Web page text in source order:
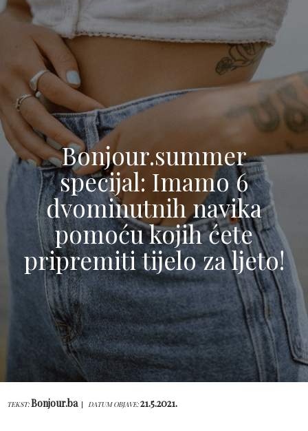
Bonjour.summer
specijal: Imamo 6
dvominutnih navika
pomoću kojih ćete
pripremiti tijelo za ljeto!
TEKST:Bonjour.ba DATUM OBJAVE:21.5.2021.